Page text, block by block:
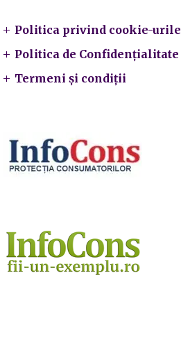
Politica privind cookie-urile
Politica de Confidențialitate
Termeni și condiții